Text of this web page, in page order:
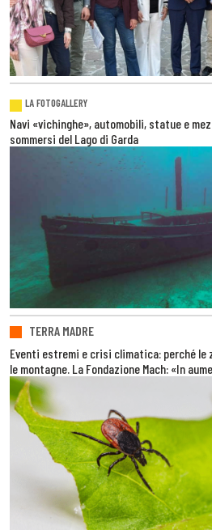
LA FOTOGALLERY
Navi «vichinghe», automobili, statue e
sommersi del Lago di Garda
TERRA MADRE
Eventi estremi e crisi climatica: perché le
le montagne. La Fondazione Mach: «In